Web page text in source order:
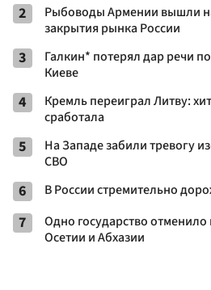
2
Рыбоводы Армении вышли
закрытия рынка России
3
Галкин* потерял дар речи
Киеве
4
Кремль переиграл Литву:
сработала
5
На Западе забили тревогу
СВО
6 В России стремительно
7
Одно государство
Осетии и Абхазии